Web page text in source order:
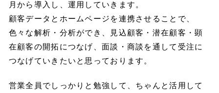
月から導入し、運用していきます。
顧客データとホームページを連携させることで、
色々な解析・分析ができ、見込顧客・潜在顧客・顕
在顧客の開拓につなげ、面談・商談を通して受注に
つなげていきたいと思っております。
営業全員でしっかりと勉強して、ちゃんと活用して